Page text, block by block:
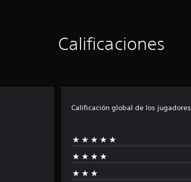
Calificaciones
Calificación global de los jugadores